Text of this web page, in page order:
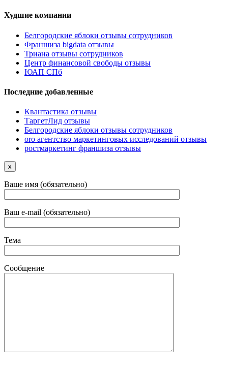
Худшие компании
Белгородские яблоки отзывы сотрудников
Франшиза bigdata отзывы
Триана отзывы сотрудников
Центр финансовой свободы отзывы
ЮАП СПб
Последние добавленные
Квантастика отзывы
ТаргетЛид отзывы
Белгородские яблоки отзывы сотрудников
oro агентство маркетинговых исследований отзывы
ростмаркетинг франшиза отзывы
x
Ваше имя (обязательно)
Ваш e-mail (обязательно)
Тема
Сообщение